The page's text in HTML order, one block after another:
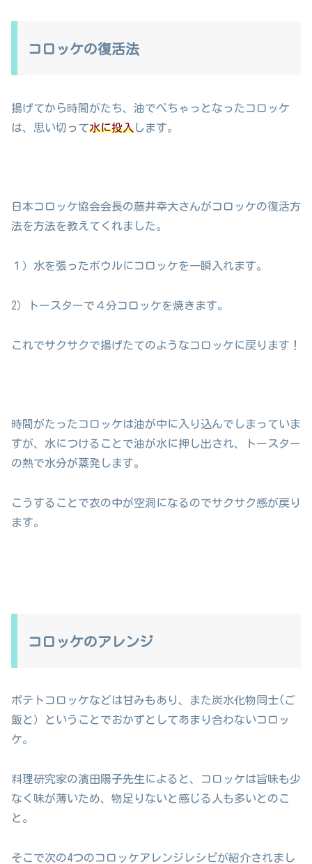
コロッケの復活法
揚げてから時間がたち、油でべちゃっとなったコロッケ
は、思い切って水に投入します。
日本コロッケ協会会長の藤井幸大さんがコロッケの復活方
法を方法を教えてくれました。
１）水を張ったボウルにコロッケを一瞬入れます。
2）トースターで４分コロッケを焼きます。
これでサクサクで揚げたてのようなコロッケに戻ります！
時間がたったコロッケは油が中に入り込んでしまっていま
すが、水につけることで油が水に押し出され、トースター
の熱で水分が蒸発します。
こうすることで衣の中が空洞になるのでサクサク感が戻り
ます。
コロッケのアレンジ
ポテトコロッケなどは甘みもあり、また炭水化物同士(ご
飯と）ということでおかずとしてあまり合わないコロッ
ケ。
料理研究家の濱田陽子先生によると、コロッケは旨味も少
なく味が薄いため、物足りないと感じる人も多いとのこ
と。
そこで次の4つのコロッケアレンジレシピが紹介されまし